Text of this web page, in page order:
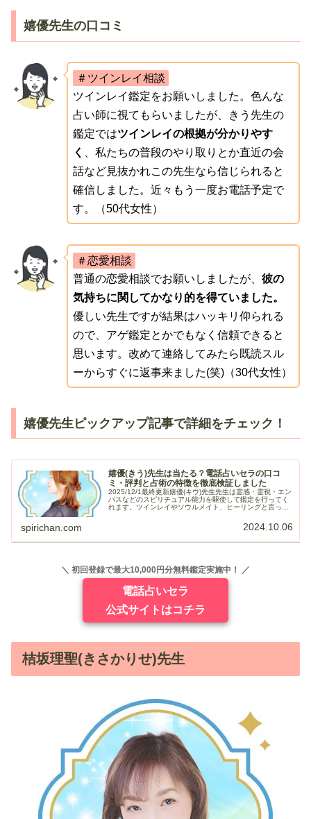
嬉優先生の口コミ
＃ツインレイ相談
ツインレイ鑑定をお願いしました。色んな
占い師に視てもらいましたが、きう先生の
鑑定ではツインレイの根拠が分かりやす
く
、私たちの普段のやり取りとか直近の会
話など見抜かれこの先生なら信じられると
確信しました。近々もう一度お電話予定で
す。（50代女性）
＃恋愛相談
普通の恋愛相談でお願いしましたが、 彼の
気持ちに関してかなり的を得ていました。
優しい先生ですが結果はハッキリ仰られる
ので、アゲ鑑定とかでもなく信頼できると
思います。改めて連絡してみたら既読スル
ーからすぐに返事来ました(笑)（30代女性）
嬉優先生ピックアップ記事で詳細をチェック！
嬉優(きう)先生は当たる？電話占いセラの口コ
ミ・評判と占術の特徴を徹底検証しました
2025/12/1最終更新嬉優(キウ)先生先生は霊感・霊視・エン
パスなどのスピリチュアル能力を駆使して鑑定を行ってく
れます。ツインレイやソウルメイト、ヒーリングと言った
spirichan.com 2024.10.06
＼ 初回登録で最大10,000円分無料鑑定実施中！ ／
電話占いセラ
公式サイトはコチラ
桔坂理聖(きさかりせ)先生